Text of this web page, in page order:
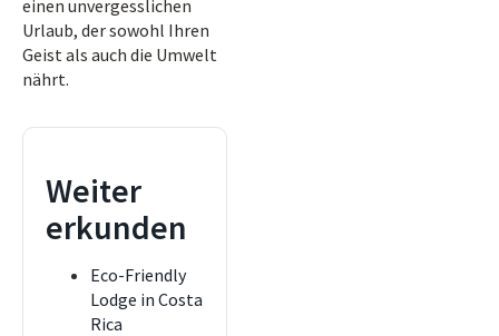
einen unvergesslichen
Urlaub, der sowohl Ihren
Geist als auch die Umwelt
nährt.
Weiter
erkunden
Eco-Friendly
Lodge in Costa
Rica